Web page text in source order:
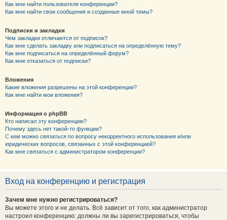
Как мне найти пользователя конференции?
Как мне найти свои сообщения и созданные мной темы?
Подписки и закладки
Чем закладки отличаются от подписок?
Как мне сделать закладку или подписаться на определённую тему?
Как мне подписаться на определённый форум?
Как мне отказаться от подписки?
Вложения
Какие вложения разрешены на этой конференции?
Как мне найти мои вложения?
Информация о phpBB
Кто написал эту конференцию?
Почему здесь нет такой-то функции?
С кем можно связаться по вопросу некорректного использования и/или
юридических вопросов, связанных с этой конференцией?
Как мне связаться с администратором конференции?
Вход на конференцию и регистрация
Зачем мне нужно регистрироваться?
Вы можете этого и не делать. Всё зависит от того, как администратор
настроил конференцию: должны ли вы зарегистрироваться, чтобы